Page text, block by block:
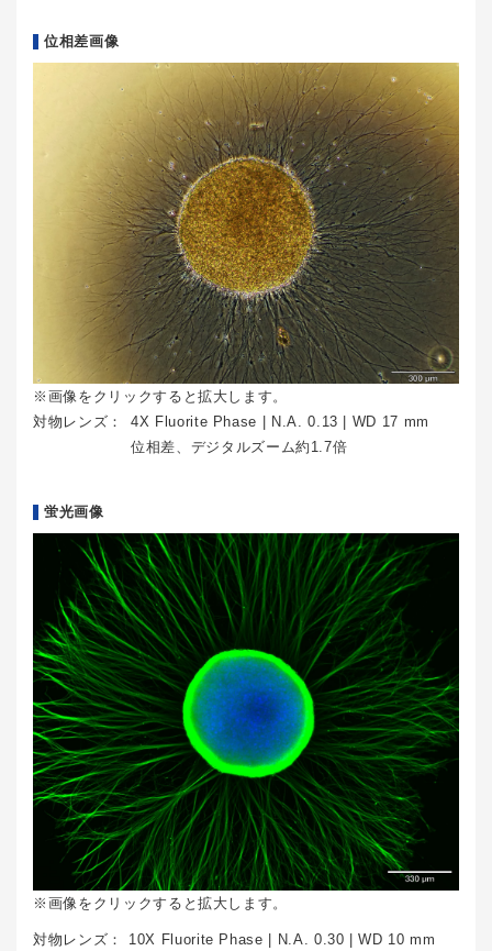
位相差画像
※画像をクリックすると拡大します。
対物レンズ：
4X Fluorite Phase | N.A. 0.13 | WD 17 mm
位相差、デジタルズーム約1.7倍
蛍光画像
※画像をクリックすると拡大します。
対物レンズ： 10X Fluorite Phase | N.A. 0.30 | WD 10 mm